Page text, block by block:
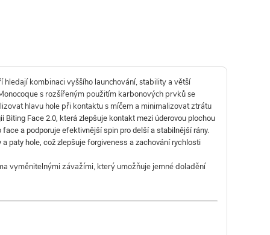
kombinaci vyššího launchování, stability a větší
s rozšířeným použitím karbonových prvků se
hlavu hole při kontaktu s míčem a minimalizovat ztrátu
Biting Face 2.0, která zlepšuje kontakt mezi úderovou plochou
a podporuje efektivnější spin pro delší a stabilnější rány.
paty hole, což zlepšuje forgiveness a zachování rychlosti
vyměnitelnými závažími, který umožňuje jemné doladění